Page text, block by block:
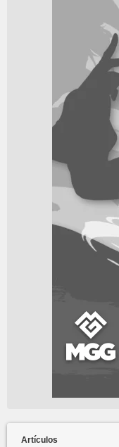
Artículos